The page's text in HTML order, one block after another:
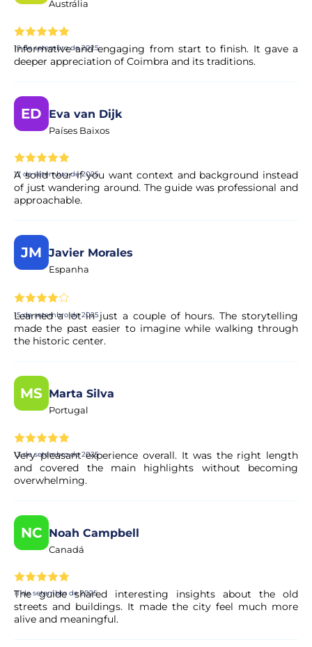
recebe a confirmação no seu e-mail.
O pagamento é seguro?
sistemas de pagamento seguros e encriptados,
garantindo total proteção dos seus dados pessoais e
financeiros.
Austrália
19 de setembro de 2025
Informative and engaging from start to finish. It gave a
deeper appreciation of Coimbra and its traditions.
ED Eva van Dijk
Países Baixos
17 de setembro de 2025
A solid tour if you want context and background instead
of just wandering around. The guide was professional and
approachable.
JM Javier Morales
Espanha
15 de setembro de 2025
Learned a lot in just a couple of hours. The storytelling
made the past easier to imagine while walking through
the historic center.
MS Marta Silva
Portugal
13 de setembro de 2025
Very pleasant experience overall. It was the right length
and covered the main highlights without becoming
overwhelming.
NC Noah Campbell
Canadá
11 de setembro de 2025
The guide shared interesting insights about the old
streets and buildings. It made the city feel much more
alive and meaningful.